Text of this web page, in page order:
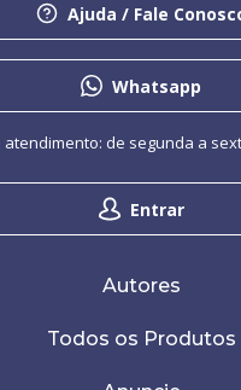
Ajuda / Fale
Whatsapp
Entrar
de segunda a
Autores
Todos os Produtos